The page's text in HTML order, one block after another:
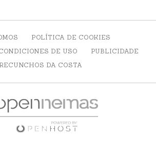
POLÍTICA DE COOKIES
DE USO
PUBLICIDADE
RECUNCHOS DA COSTA